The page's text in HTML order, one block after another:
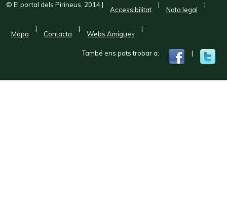
© El portal dels Pirineus, 2014|
Accessibilitat
|
Nota legal
|
Mapa
|
Contacta
|
Webs Amigues
|
També ens pots trobar a: |